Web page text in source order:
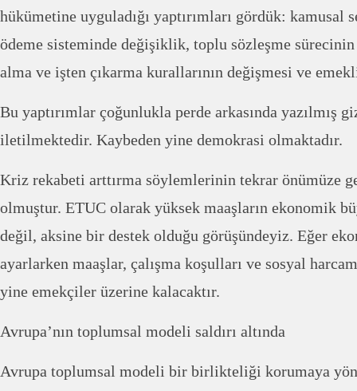
hükümetine uyguladığı yaptırımları gördük:
ödeme sisteminde değişiklik, toplu sözleşme
alma ve işten çıkarma kurallarının değişmesi ve
Bu yaptırımlar çoğunlukla perde arkasında yazılmış
iletilmektedir. Kaybeden yine demokrasi olmaktadır.
Kriz rekabeti arttırma söylemlerinin tekrar önümüze
olmuştur. ETUC olarak yüksek maaşların ekonomik
değil, aksine bir destek olduğu görüşündeyiz. Eğer
ayarlarken maaşlar, çalışma koşulları ve sosyal
yine emekçiler üzerine kalacaktır.
Avrupa’nın toplumsal modeli saldırı altında
Avrupa toplumsal modeli bir birlikteliği korumaya